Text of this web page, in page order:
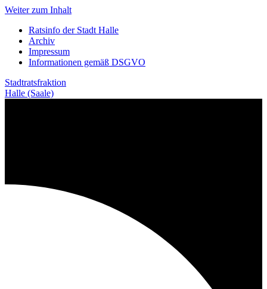
Weiter zum Inhalt
Ratsinfo der Stadt Halle
Archiv
Impressum
Informationen gemäß DSGVO
Stadtratsfraktion
Halle (Saale)